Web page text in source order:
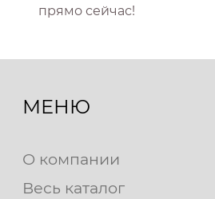
прямо сейчас!
МЕНЮ
О компании
Весь каталог